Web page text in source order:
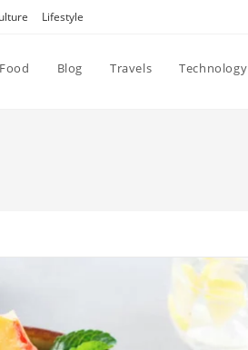
Lifestyle
Food Blog Travels Technology